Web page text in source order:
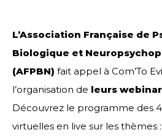
L’Association Française de
Biologique et
(AFPBN) fait appel à Com’To
l’organisation de leurs
Découvrez le programme des
virtuelles en live sur les thèmes